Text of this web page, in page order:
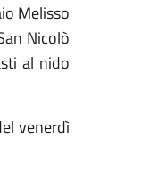
Melisso
Nicolò
al nido
venerdì